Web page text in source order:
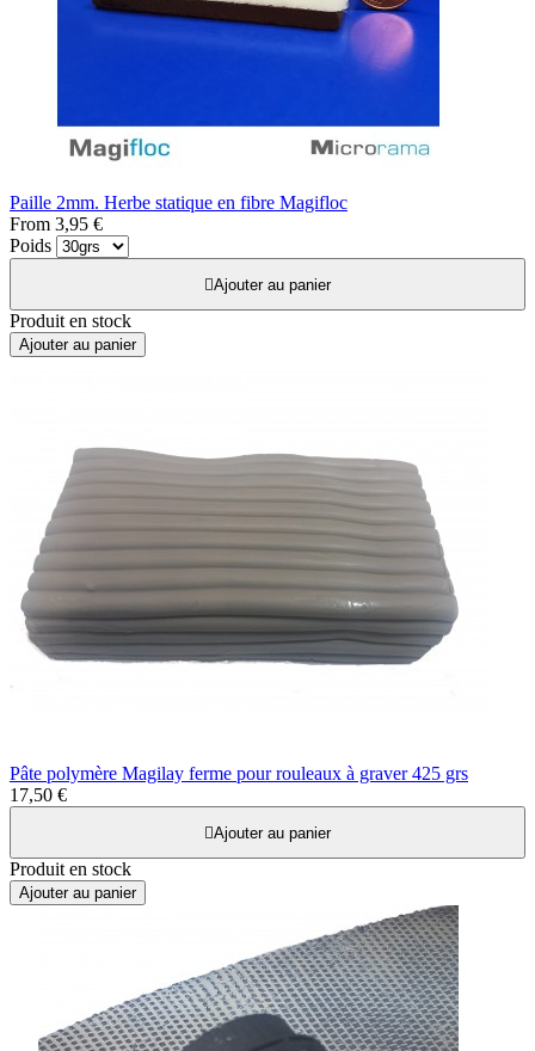
Paille 2mm. Herbe statique en fibre Magifloc
From 3,95 €
Poids
Ajouter au panier
Produit en stock
Ajouter au panier
Pâte polymère Magilay ferme pour rouleaux à graver 425 grs
17,50 €
Ajouter au panier
Produit en stock
Ajouter au panier